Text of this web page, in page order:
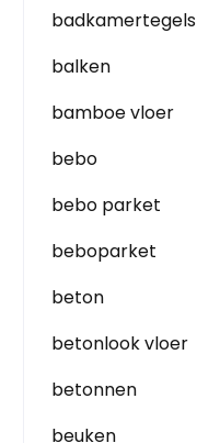
badkamertegels
balken
bamboe vloer
bebo
bebo parket
beboparket
beton
betonlook vloer
betonnen
beuken